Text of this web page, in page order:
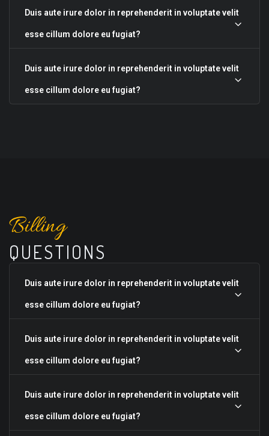
Duis aute irure dolor in reprehenderit in voluptate velit
esse cillum dolore eu fugiat?
Duis aute irure dolor in reprehenderit in voluptate velit
esse cillum dolore eu fugiat?
Billing
QUESTIONS
Duis aute irure dolor in reprehenderit in voluptate velit
esse cillum dolore eu fugiat?
Duis aute irure dolor in reprehenderit in voluptate velit
esse cillum dolore eu fugiat?
Duis aute irure dolor in reprehenderit in voluptate velit
esse cillum dolore eu fugiat?